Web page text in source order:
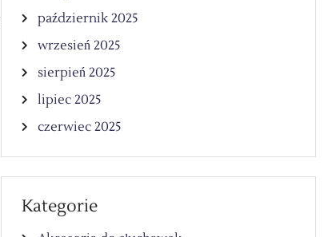
październik 2025
wrzesień 2025
sierpień 2025
lipiec 2025
czerwiec 2025
Kategorie